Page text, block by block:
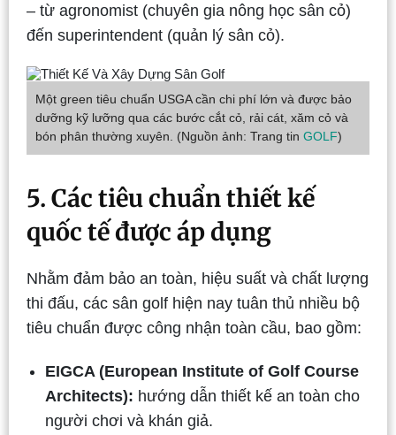
– từ agronomist (chuyên gia nông học sân cỏ)
đến superintendent (quản lý sân cỏ).
Một green tiêu chuẩn USGA cần chi phí lớn và được bảo
dưỡng kỹ lưỡng qua các bước cắt cỏ, rải cát, xăm cỏ và
bón phân thường xuyên. (Nguồn ảnh: Trang tin GOLF)
5. Các tiêu chuẩn thiết kế
quốc tế được áp dụng
Nhằm đảm bảo an toàn, hiệu suất và chất lượng
thi đấu, các sân golf hiện nay tuân thủ nhiều bộ
tiêu chuẩn được công nhận toàn cầu, bao gồm:
EIGCA (European Institute of Golf Course
Architects): hướng dẫn thiết kế an toàn cho
người chơi và khán giả.